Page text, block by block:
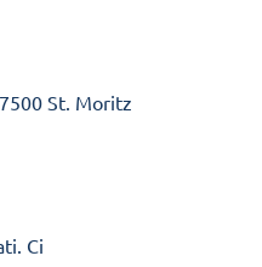
St. Moritz
Ci